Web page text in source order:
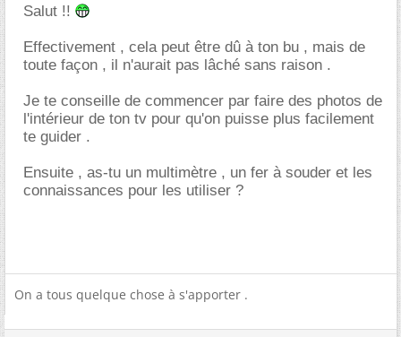
Salut !!
Effectivement , cela peut être dû à ton bu , mais de
toute façon , il n'aurait pas lâché sans raison .
Je te conseille de commencer par faire des photos de
l'intérieur de ton tv pour qu'on puisse plus facilement
te guider .
Ensuite , as-tu un multimètre , un fer à souder et les
connaissances pour les utiliser ?
On a tous quelque chose à s'apporter .